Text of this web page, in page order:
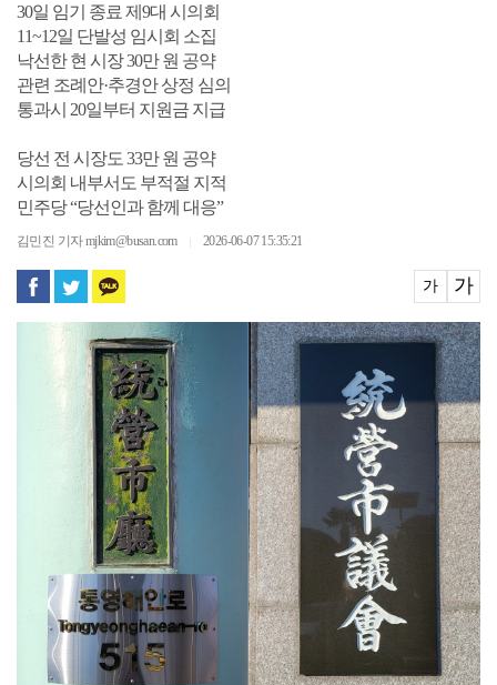
30일 임기 종료 제9대 시의회
11~12일 단발성 임시회 소집
낙선한 현 시장 30만 원 공약
관련 조례안·추경안 상정 심의
통과시 20일부터 지원금 지급
당선 전 시장도 33만 원 공약
시의회 내부서도 부적절 지적
민주당 “당선인과 함께 대응”
김민진 기자 mjkim@busan.com 2026-06-07 15:35:21
가 가